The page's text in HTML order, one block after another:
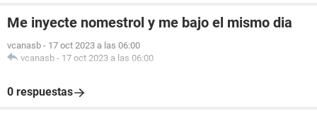
Me inyecte nomestrol y me bajo el mismo dia
vcanasb - 17 oct 2023 a las 06:00
vcanasb - 17 oct 2023 a las 06:00
0 respuestas